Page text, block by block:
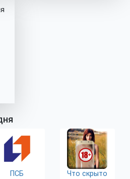
ПСБ
Что скрыто